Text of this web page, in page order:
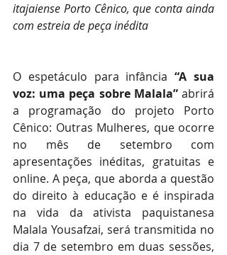
itajaiense Porto Cênico, que conta ainda
com estreia de peça inédita
O espetáculo para infância “A sua
voz: uma peça sobre Malala” abrirá
a programação do projeto Porto
Cênico: Outras Mulheres, que ocorre
no mês de setembro com
apresentações inéditas, gratuitas e
online. A peça, que aborda a questão
do direito à educação e é inspirada
na vida da ativista paquistanesa
Malala Yousafzai, será transmitida no
dia 7 de setembro em duas sessões,